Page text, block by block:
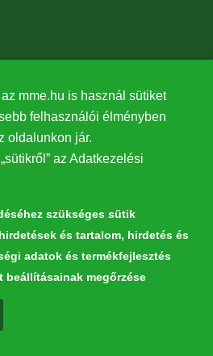
híreinkről, eseményeinkről!
mme.hu is használ sütiket
felhasználói élményben
oldalunkon jár.
az Adatkezelési
szükséges sütik
és tartalom, hirdetés és
adatok és termékfejlesztés
beállításainak megőrzése